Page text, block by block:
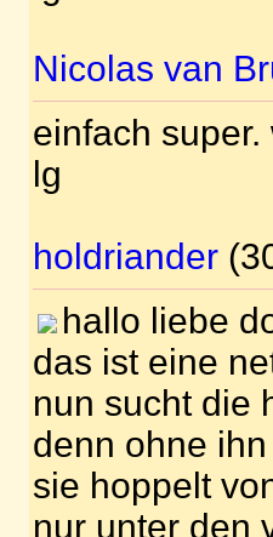
Nicolas van
einfach
lg
holdriander
hallo liebe
das ist eine
nun sucht die
denn ohne
sie hoppelt
nur unter den